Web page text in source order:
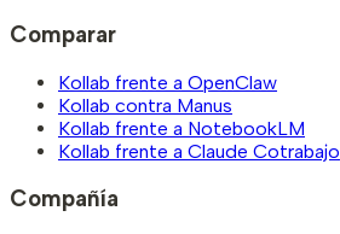
Comparar
Kollab frente a OpenClaw
Kollab contra Manus
Kollab frente a NotebookLM
Kollab frente a Claude Cotrabajo
Compañía